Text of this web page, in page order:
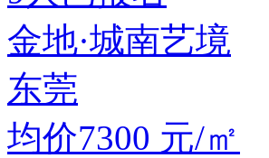
金地·城南艺境
东莞
均价7300 元/㎡